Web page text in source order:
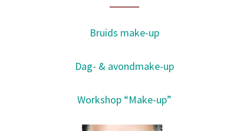
Bruids make-up
Dag- & avondmake-up
Workshop “Make-up”